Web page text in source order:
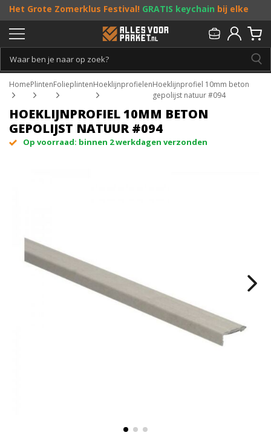
Het Grote Zomerklus Festival! GRATIS keychain bij elke
bestelling vanaf €25, entoffe acties! Doe je mee?
Persoonlijk & gratis advies:013 - 207 00 01
HomePlintenFolieplintenHoeklijnprofielenHoeklijnprofiel 10mm beton
gepolijst natuur #094
HOEKLIJNPROFIEL 10MM BETON
GEPOLIJST NATUUR #094
Op voorraad: binnen 2 werkdagen verzonden